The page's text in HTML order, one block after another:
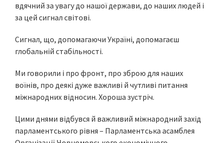
вдячний за увагу до нашої держави, до наших людей і
за цей сигнал світові.
Сигнал, що, допомагаючи Україні, допомагаєш
глобальній стабільності.
Ми говорили і про фронт, про зброю для наших
воїнів, про деякі дуже важливі й чутливі питання
міжнародних відносин. Хороша зустріч.
Цими днями відбувся й важливий міжнародний захід
парламентського рівня – Парламентська асамблея